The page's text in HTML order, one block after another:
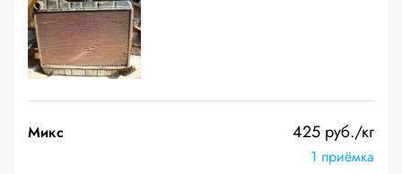
Микс 425 руб./кг
1 приёмка